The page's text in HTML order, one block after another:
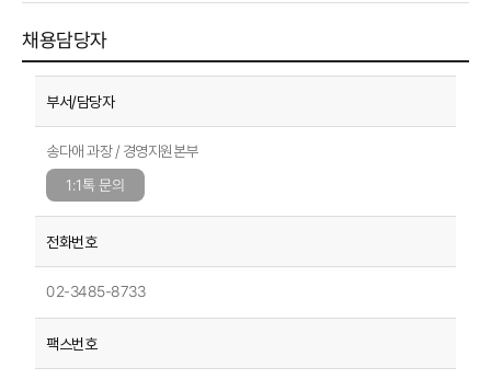
채용담당자
송다애 과장 / 경영지원본부
1:1톡 문의
02-3485-8733